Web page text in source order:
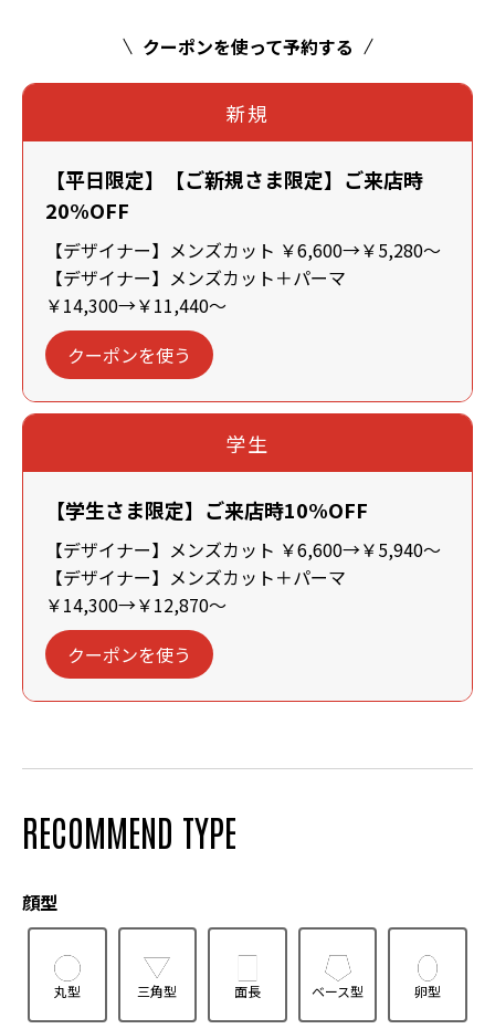
クーポンを使って予約する
新規
【平日限定】【ご新規さま限定】ご来店時
20%OFF
【デザイナー】メンズカット ￥6,600→￥5,280～
【デザイナー】メンズカット＋パーマ
￥14,300→￥11,440～
クーポンを使う
学生
【学生さま限定】ご来店時10%OFF
【デザイナー】メンズカット ￥6,600→￥5,940～
【デザイナー】メンズカット＋パーマ
￥14,300→￥12,870～
クーポンを使う
RECOMMEND TYPE
顔型
丸型 三角型 面長 ベース型 卵型